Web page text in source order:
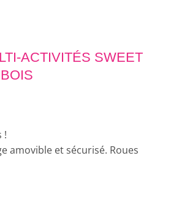
ACTIVITÉS SWEET
!
amovible et sécurisé. Roues